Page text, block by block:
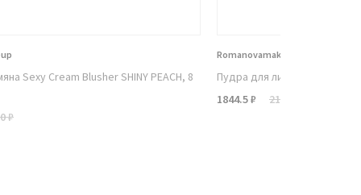
Sexy Cream Blusher SHINY PEACH, 8
₽
Romanovamakeup
Пудра для лица Sexy Nude
1844.5 ₽
2170 ₽